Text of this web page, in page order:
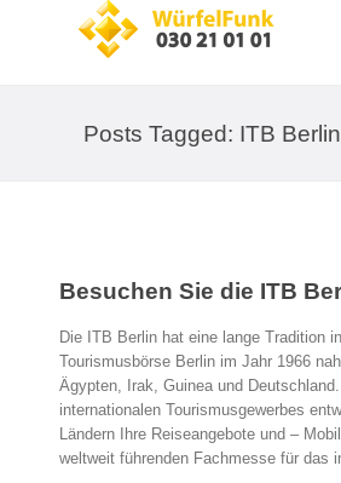
Posts Tagged: ITB Berlin
Besuchen Sie die ITB
Die ITB Berlin hat eine lange Tradition
Tourismusbörse Berlin im Jahr 1966
Ägypten, Irak, Guinea und
internationalen Tourismusgewerbes
Ländern Ihre Reiseangebote und –
weltweit führenden Fachmesse für das